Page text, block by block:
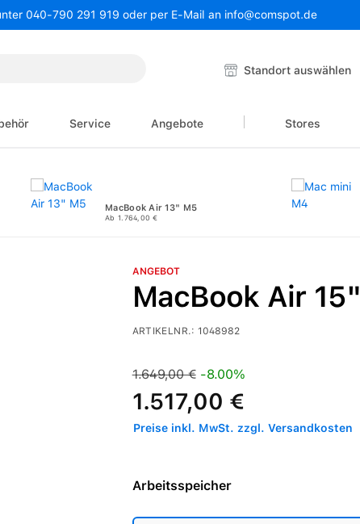
040-790 291 919 oder per E-Mail an info@comspot.de
Standort auswählen
Service Angebote Stores
MacBook Air 13" M5
Ab 1.764,00 €
ANGEBOT
MacBook Air 15"
ARTIKELNR.: 1048982
Verkaufspreis:
Regulärer Preis:
1.649,00 €-8.00%
1.517,00 €
Preise inkl. MwSt. zzgl. Versandkosten
Arbeitsspeicher